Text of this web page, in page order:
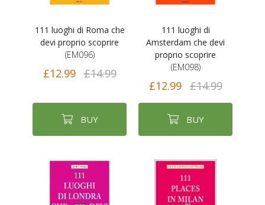
111 luoghi di Roma che
devi proprio scoprire
(EM096)
£12.99 £14.99
BUY
111 luoghi di
Amsterdam che devi
proprio scoprire
(EM098)
£12.99 £14.99
BUY